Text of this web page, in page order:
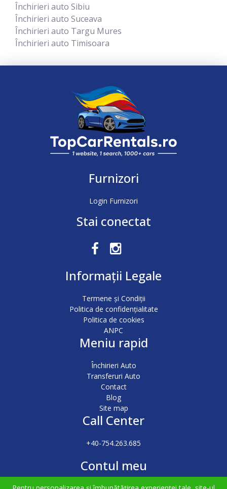
Închirieri auto Sibiu
Închirieri auto Suceava
Închirieri auto Targu Mures
Închirieri auto Timisoara
Furnizori
Login Furnizori
Stai conectat
Informații Legale
Termene și Condiții
Politica de confidențialitate
Politica de cookies
ANPC
Meniu rapid
Închirieri Auto
Transferuri Auto
Contact
Blog
Site map
Call Center
+40-754.263.685
Contul meu